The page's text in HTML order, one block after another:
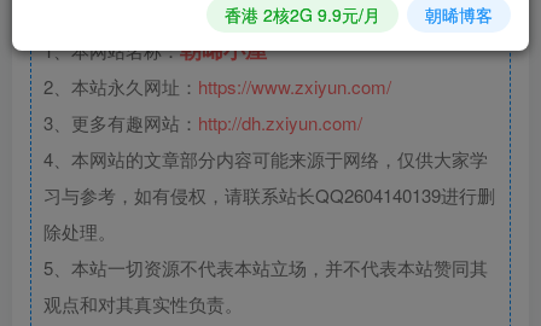
1、本网站名称：朝晞小屋
2、本站永久网址： https://www.zxiyun.com/
3、更多有趣网站： http://dh.zxiyun.com/
4、本网站的文章部分内容可能来源于网络，仅供大家学
习与参考，如有侵权，请联系站长QQ2604140139进行删
除处理。
5、本站一切资源不代表本站立场，并不代表本站赞同其
观点和对其真实性负责。
香港 2核2G 9.9元/月 朝晞博客